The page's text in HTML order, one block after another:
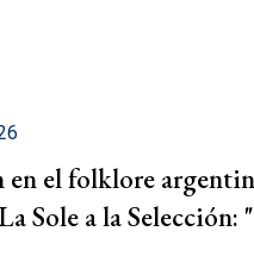
en el folklore
Sole a la Selección: